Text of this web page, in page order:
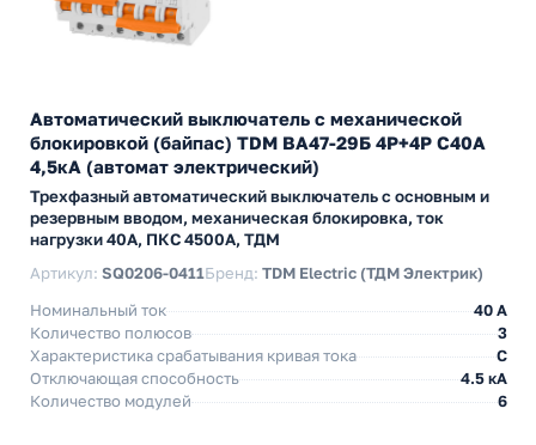
Автоматический выключатель с механической
блокировкой (байпас) TDM ВА47-29Б 4Р+4Р С40А
4,5кА (автомат электрический)
Трехфазный автоматический выключатель с основным и
резервным вводом, механическая блокировка, ток
нагрузки 40А, ПКС 4500А, ТДМ
Артикул: SQ0206-0411Бренд: TDM Electric (ТДМ Электрик)
Номинальный ток
40 A
Количество полюсов
3
Характеристика срабатывания кривая тока
C
Отключающая способность
4.5 кА
Количество модулей
6